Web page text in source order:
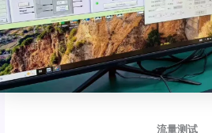
流量测试